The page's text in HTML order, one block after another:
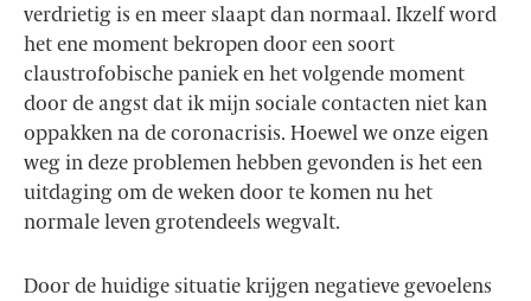
verdrietig is en meer slaapt dan normaal. Ikzelf word
het ene moment bekropen door een soort
claustrofobische paniek en het volgende moment
door de angst dat ik mijn sociale contacten niet kan
oppakken na de coronacrisis. Hoewel we onze eigen
weg in deze problemen hebben gevonden is het een
uitdaging om de weken door te komen nu het
normale leven grotendeels wegvalt.
Door de huidige situatie krijgen negatieve gevoelens